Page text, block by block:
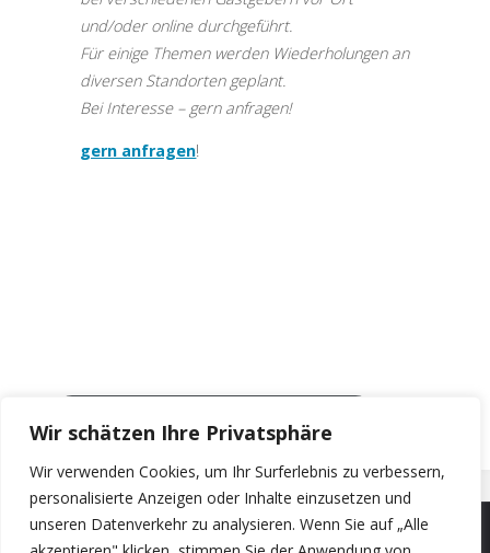
Wir schätzen Ihre Privatsphäre
Wir verwenden Cookies, um Ihr Surferlebnis zu verbessern,
personalisierte Anzeigen oder Inhalte einzusetzen und
unseren Datenverkehr zu analysieren. Wenn Sie auf „Alle
und/oder online durchgeführt.
Für einige Themen werden Wiederholungen an
diversen Standorten geplant.
Bei Interesse – gern anfragen!
gern anfragen!